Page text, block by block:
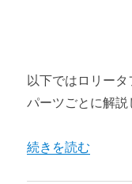
以下ではロリータ
パーツごとに解説
“ロリータファッ
続きを読む